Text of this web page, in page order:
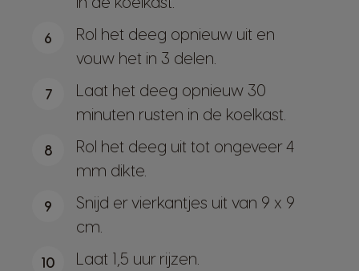
6
Rol het deeg opnieuw uit en
vouw het in 3 delen.
7
Laat het deeg opnieuw 30
minuten rusten in de koelkast.
8
Rol het deeg uit tot ongeveer 4
mm dikte.
9
Snijd er vierkantjes uit van 9 x 9
cm.
10 Laat 1,5 uur rijzen.